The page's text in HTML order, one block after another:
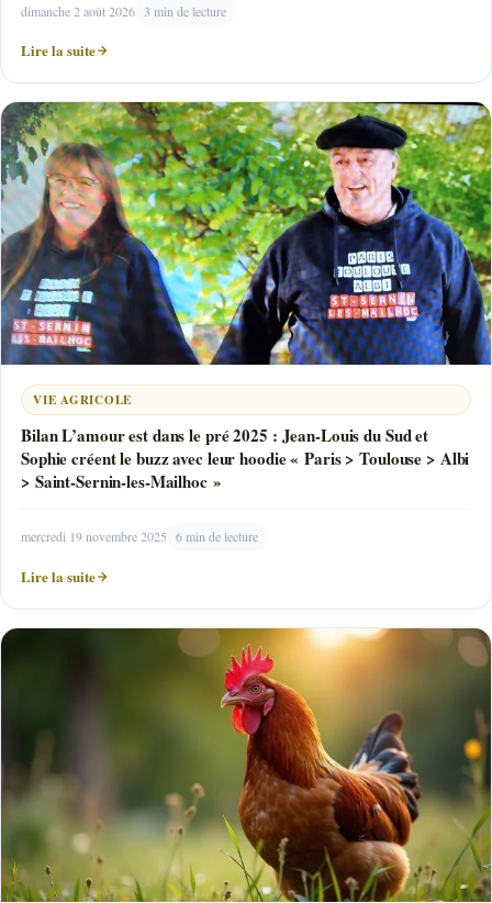
dimanche 2 août 2026 3 min de lecture
Lire la suite
VIE AGRICOLE
Bilan L’amour est dans le pré 2025 : Jean-Louis du Sud et
Sophie créent le buzz avec leur hoodie « Paris > Toulouse > Albi
> Saint-Sernin-les-Mailhoc »
mercredi 19 novembre 2025 6 min de lecture
Lire la suite